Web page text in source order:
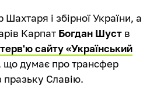
і збірної України, а
Карпат Богдан Шуст в
сайту «Український
що думає про трансфер
празьку Славію.